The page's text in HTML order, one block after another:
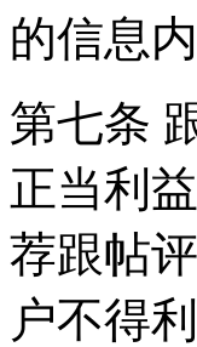
的信息内
第七条
正当利
荐跟帖
户不得